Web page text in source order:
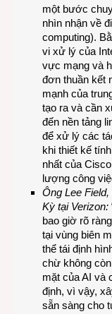
một bước
nhìn nhận về
computing).
vi xử lý của
vực mạng và
đơn thuần kết
mạnh của
tạo ra và cần
đến nền tảng
để xử lý các
khi thiết kế
nhất của
lượng công
Ông Lee
Kỳ tại Verizon:
bao giờ rõ
tại vùng biên
thể tái định
chừ không
mặt của AI và
định, vì vậy,
sẵn sàng cho